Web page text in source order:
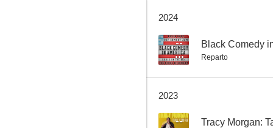
6.2
2024
-- Black Comedy
Reparto
2023
-- Tracy Morgan: